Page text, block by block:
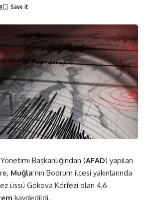
Başkanlığından (AFAD) yapılan
Muğla‘nın Bodrum ilçesi yakınlarında
üssü Gökova Körfezi olan 4,6
kaydedildi.